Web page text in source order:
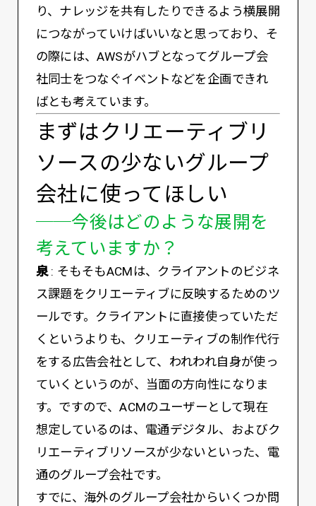
り、ナレッジを共有したりできるよう横展開
につながっていけばいいなと思っており、そ
の際には、AWSがハブとなってグループ会
社同士をつなぐイベントなどを企画できれ
ばとも考えています。
まずはクリエーティブリ
ソースの少ないグループ
会社に使ってほしい
──今後はどのような展開を
考えていますか？
泉: そもそもACMは、クライアントのビジネ
ス課題をクリエーティブに反映するためのツ
ールです。クライアントに直接使っていただ
くというよりも、クリエーティブの制作代行
をする広告会社として、われわれ自身が使っ
ていくというのが、当面の方向性になりま
す。ですので、ACMのユーザーとして現在
想定しているのは、電通デジタル、およびク
リエーティブリソースが少ないといった、電
通のグループ会社です。
すでに、海外のグループ会社からいくつか問